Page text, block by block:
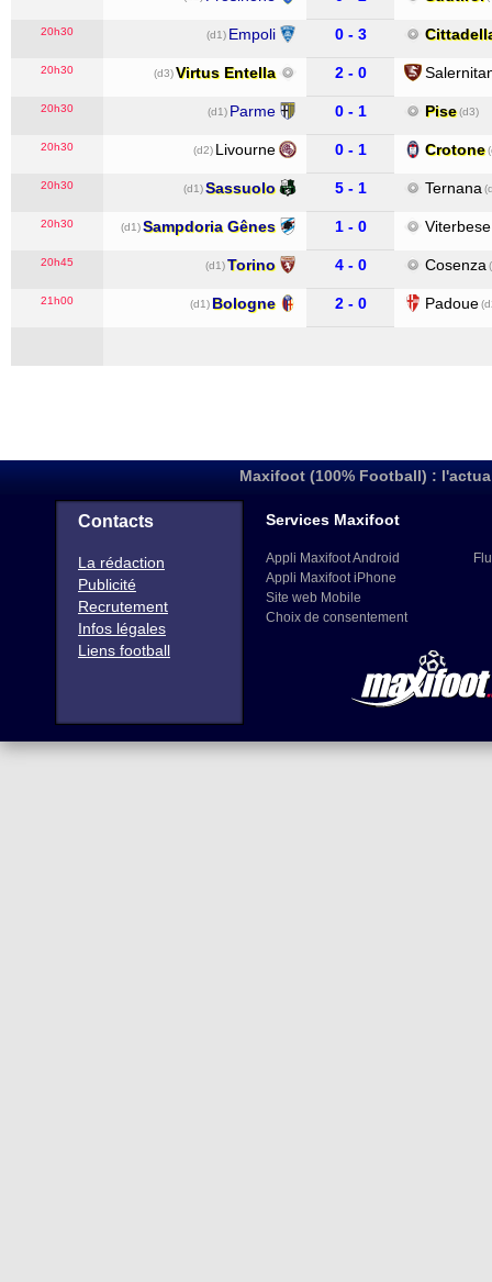
20h30 (d1) Empoli 0 - 3
20h30 (d3)Virtus Entella 2 - 0
20h30 (d1) Parme 0 - 1 Pise(d3)
20h30 (d2) Livourne 0 - 1 Crotone
20h30 (d1)Sassuolo 5 - 1 Ternana
20h30 (d1)Sampdoria Gênes 1 - 0
20h45 (d1)Torino 4 - 0 Cosenza
21h00 (d1) Bologne 2 - 0 Padoue
Maxifoot (100% Football) :
Contacts
La rédaction
Publicité
Recrutement
Infos légales
Liens football
Services Maxifoot
Appli Maxifoot Android
Appli Maxifoot iPhone
Site web Mobile
Choix de consentement